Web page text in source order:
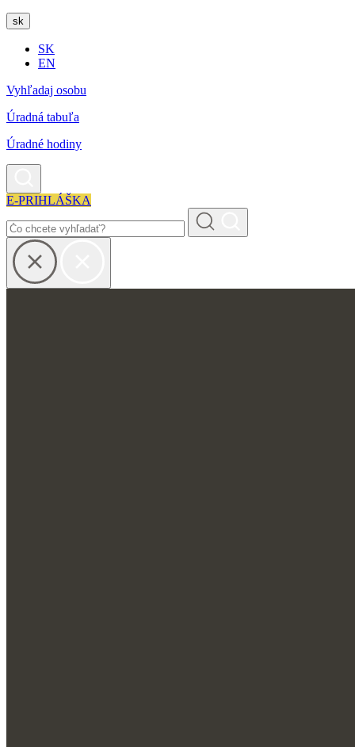
sk
SK
EN
Vyhľadaj osobu
Úradná tabuľa
Úradné hodiny
E-PRIHLÁŠKA